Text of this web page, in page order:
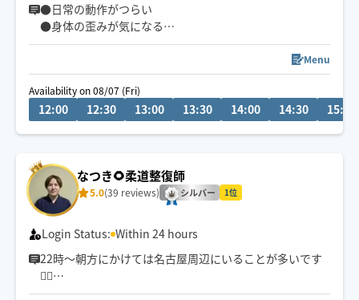
●日常の動作がつらい
●身体の歪みが気になる
●趣味や仕事のパフォーマンスを良くしたい
どんなお悩みにも真摯に向き合い身体の痛みや不調、お
客様の気になる所をその場しのぎではなく"根本"から対
応させて頂きます
慢性的な肩こり腰痛
足の浮腫み
末端冷え性
お客様の身体に合った施術でメニューをご提案させて頂
きます👏
小さなお子さまやペットが居るお宅も歓迎です🐶😺
Menu
Availability on 08/07 (Fri)
12:00 12:30 13:00 13:30 14:00 14:30 15:00
なつき🌻柔道整復師
5.0(39 reviews) シルバー 1位
Login Status: Within 24 hours
22時〜朝方にかけては名古屋周辺にいることが多いです
💆‍♂️